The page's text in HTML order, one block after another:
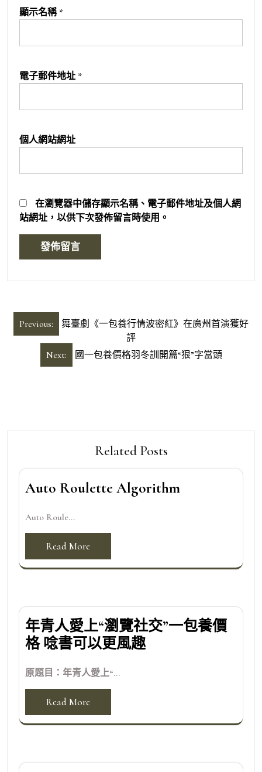
顯示名稱 *
電子郵件地址 *
個人網站網址
在瀏覽器中儲存顯示名稱、電子郵件地址及個人網
站網址，以供下次發佈留言時使用。
文
章
Previous:
舞臺劇《一包養行情波密紅》在廣州首演獲好
評
Next:
國一包養價格羽冬訓開篇“狠”字當頭
Related Posts
Auto Roulette Algorithm
Auto Roule...
Read More
年青人愛上“瀏覽社交”一包養價
格 唸書可以更風趣
原題目：年青人愛上“...
Read More